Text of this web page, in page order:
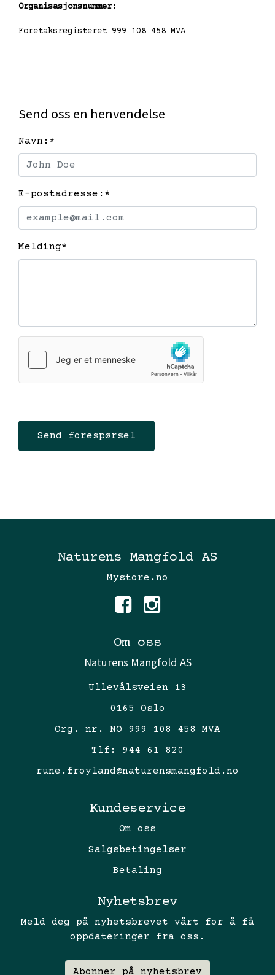
Organisasjonsnummer:
Foretaksregisteret 999 108 458 MVA
Send oss en henvendelse
Navn: *
E-postadresse: *
Melding*
Naturens Mangfold AS
Mystore.no
Om oss
Naturens Mangfold AS
Ullevålsveien 13
0165 Oslo
Org. nr. NO 999 108 458 MVA
Tlf: 944 61 820
rune.froyland@naturensmangfold.no
Kundeservice
Om oss
Salgsbetingelser
Betaling
Nyhetsbrev
Meld deg på nyhetsbrevet vårt for å få
oppdateringer fra oss.
Abonner på nyhetsbrev